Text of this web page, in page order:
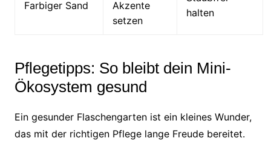
Farbiger Sand
Akzente
setzen
halten
Pflegetipps: So bleibt dein Mini-
Ökosystem gesund
Ein gesunder Flaschengarten ist ein kleines Wunder,
das mit der richtigen Pflege lange Freude bereitet.